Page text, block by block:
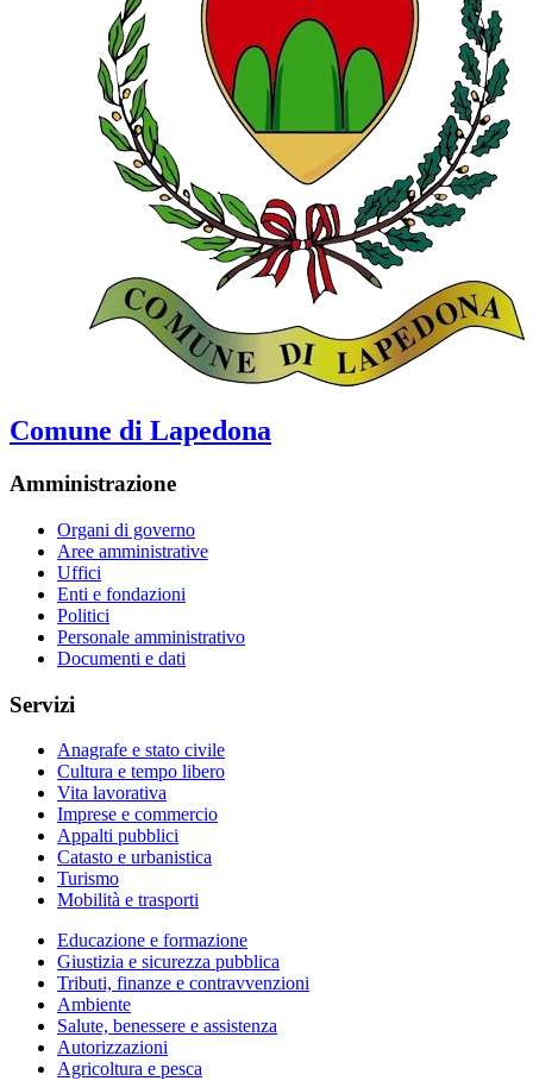
Comune di Lapedona
Amministrazione
Organi di governo
Aree amministrative
Uffici
Enti e fondazioni
Politici
Personale amministrativo
Documenti e dati
Servizi
Anagrafe e stato civile
Cultura e tempo libero
Vita lavorativa
Imprese e commercio
Appalti pubblici
Catasto e urbanistica
Turismo
Mobilità e trasporti
Educazione e formazione
Giustizia e sicurezza pubblica
Tributi, finanze e contravvenzioni
Ambiente
Salute, benessere e assistenza
Autorizzazioni
Agricoltura e pesca